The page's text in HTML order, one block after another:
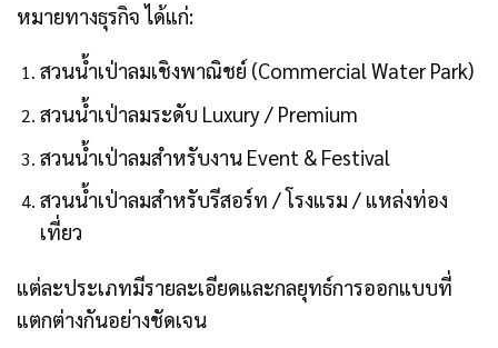
หมายทางธุรกิจ ได้แก่:
สวนน้ำเป่าลมเชิงพาณิชย์ (Commercial Water Park)
สวนน้ำเป่าลมระดับ Luxury / Premium
สวนน้ำเป่าลมสำหรับงาน Event & Festival
สวนน้ำเป่าลมสำหรับรีสอร์ท / โรงแรม / แหล่งท่อง
เที่ยว
แต่ละประเภทมีรายละเอียดและกลยุทธ์การออกแบบที่
แตกต่างกันอย่างชัดเจน